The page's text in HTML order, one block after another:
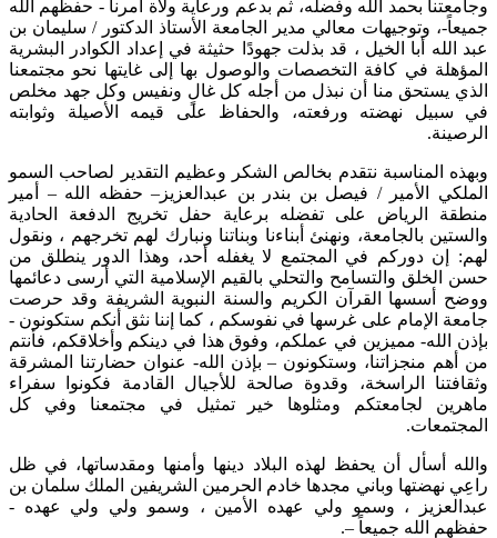
وجامعتنا بحمد الله وفضله، ثم بدعم ورعاية ولاة أمرنا - حفظهم الله
جميعاً-، وتوجيهات معالي مدير الجامعة الأستاذ الدكتور / سليمان بن
عبد الله أبا الخيل ، قد بذلت جهودًا حثيثة في إعداد الكوادر البشرية
المؤهلة في كافة التخصصات والوصول بها إلى غايتها نحو مجتمعنا
الذي يستحق منا أن نبذل من أجله كل غالٍ ونفيس وكل جهد مخلص
في سبيل نهضته ورفعته، والحفاظ على قيمه الأصيلة وثوابته
الرصينة.
وبهذه المناسبة نتقدم بخالص الشكر وعظيم التقدير لصاحب السمو
الملكي الأمير / فيصل بن بندر بن عبدالعزيز– حفظه الله – أمير
منطقة الرياض على تفضله برعاية حفل تخريج الدفعة الحادية
والستين بالجامعة، ونهنئ أبناءنا وبناتنا ونبارك لهم تخرجهم ، ونقول
لهم: إن دوركم في المجتمع لا يغفله أحد، وهذا الدور ينطلق من
حسن الخلق والتسامح والتحلي بالقيم الإسلامية التي أرسى دعائمها
ووضح أسسها القرآن الكريم والسنة النبوية الشريفة وقد حرصت
جامعة الإمام على غرسها في نفوسكم ، كما إننا نثق أنكم ستكونون -
بإذن الله- مميزين في عملكم، وفوق هذا في دينكم وأخلاقكم، فأنتم
من أهم منجزاتنا، وستكونون – بإذن الله- عنوان حضارتنا المشرقة
وثقافتنا الراسخة، وقدوة صالحة للأجيال القادمة فكونوا سفراء
ماهرين لجامعتكم ومثلوها خير تمثيل في مجتمعنا وفي كل
المجتمعات.
والله أسأل أن يحفظ لهذه البلاد دينها وأمنها ومقدساتها، في ظل
راعِي نهضتها وباني مجدها خادم الحرمين الشريفين الملك سلمان بن
عبدالعزيز ، وسمو ولي عهده الأمين ، وسمو ولي ولي عهده -
حفظهم الله جميعاً –.